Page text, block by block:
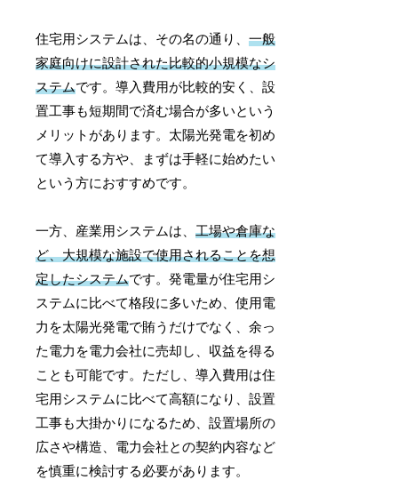
住宅用システムは、その名の通り、一般
家庭向けに設計された比較的小規模なシ
ステムです。導入費用が比較的安く、設
置工事も短期間で済む場合が多いという
メリットがあります。太陽光発電を初め
て導入する方や、まずは手軽に始めたい
という方におすすめです。
一方、産業用システムは、工場や倉庫な
ど、大規模な施設で使用されることを想
定したシステムです。発電量が住宅用シ
ステムに比べて格段に多いため、使用電
力を太陽光発電で賄うだけでなく、余っ
た電力を電力会社に売却し、収益を得る
ことも可能です。ただし、導入費用は住
宅用システムに比べて高額になり、設置
工事も大掛かりになるため、設置場所の
広さや構造、電力会社との契約内容など
を慎重に検討する必要があります。